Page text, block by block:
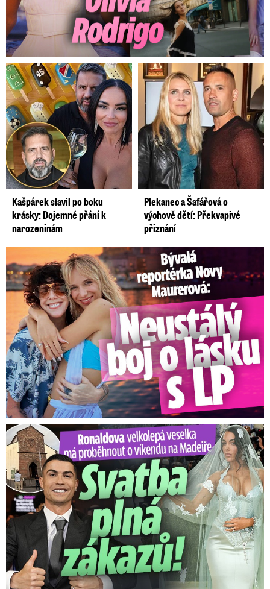
Kašpárek slavil po boku
krásky: Dojemné přání k
narozeninám
Plekanec a Šafářová o
výchově dětí: Překvapivé
přiznání
Bývalá reportérka Novy Maurerová: Neustálý boj o lásku s ...
Ronaldova velkolepá veselka na Madeiře: Svatba plná zákazů!